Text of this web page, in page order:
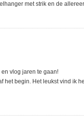
met strik en de
vlog jaren te gaan!
het begin. Het leukst vind ik